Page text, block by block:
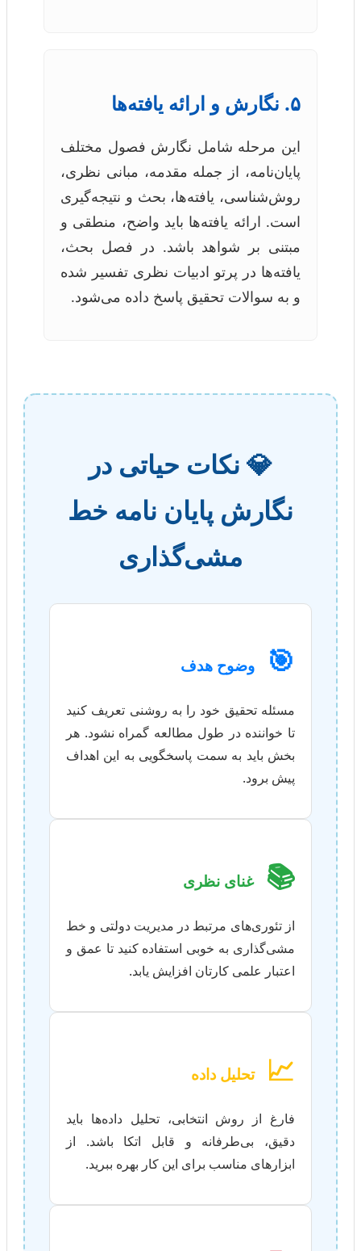
۵. نگارش و ارائه یافته‌ها
این مرحله شامل نگارش فصول مختلف
پایان‌نامه، از جمله مقدمه، مبانی نظری،
روش‌شناسی، یافته‌ها، بحث و نتیجه‌گیری
است. ارائه یافته‌ها باید واضح، منطقی و
مبتنی بر شواهد باشد. در فصل بحث،
یافته‌ها در پرتو ادبیات نظری تفسیر شده
و به سوالات تحقیق پاسخ داده می‌شود.
💎 نکات حیاتی در
نگارش پایان نامه خط
مشی‌گذاری
🎯 وضوح هدف
مسئله تحقیق خود را به روشنی تعریف کنید
تا خواننده در طول مطالعه گمراه نشود. هر
بخش باید به سمت پاسخگویی به این اهداف
پیش برود.
📚 غنای نظری
از تئوری‌های مرتبط در مدیریت دولتی و خط
مشی‌گذاری به خوبی استفاده کنید تا عمق و
اعتبار علمی کارتان افزایش یابد.
📈 تحلیل داده
فارغ از روش انتخابی، تحلیل داده‌ها باید
دقیق، بی‌طرفانه و قابل اتکا باشد. از
ابزارهای مناسب برای این کار بهره ببرید.